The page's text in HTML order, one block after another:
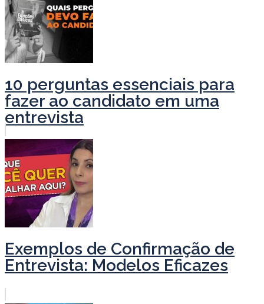
10 perguntas essenciais para
fazer ao candidato em uma
entrevista
Exemplos de Confirmação de
Entrevista: Modelos Eficazes